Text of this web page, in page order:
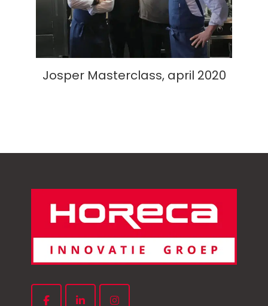
Josper Masterclass, april 2020